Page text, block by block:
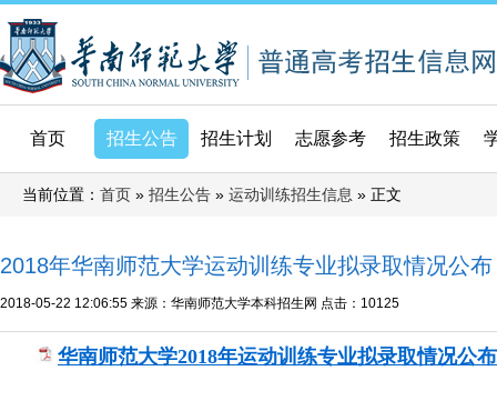
首页 招生公告 招生计划 志愿参考 招生政策
当前位置： 首页 » 招生公告 » 运动训练招生信息 » 正文
2018年华南师范大学运动训练专业拟录取情况公布
2018-05-22 12:06:55 来源：华南师范大学本科招生网 点击： 10125
华南师范大学2018年运动训练专业拟录取情况公